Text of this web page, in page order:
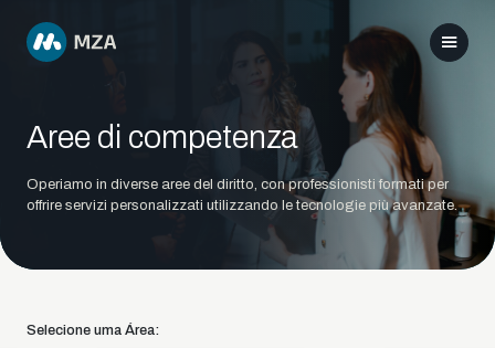
Aree di competenza
Operiamo in diverse aree del diritto, con professionisti formati per
offrire servizi personalizzati utilizzando le tecnologie più avanzate.
Selecione uma Área: